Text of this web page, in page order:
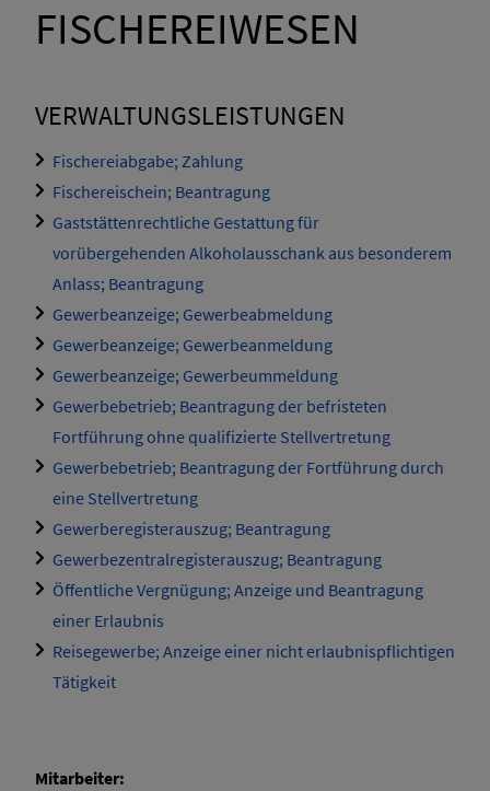
FISCHEREIWESEN
VERWALTUNGSLEISTUNGEN
Fischereiabgabe; Zahlung
Fischereischein; Beantragung
Gaststättenrechtliche Gestattung für
vorübergehenden Alkoholausschank aus besonderem
Anlass; Beantragung
Gewerbeanzeige; Gewerbeabmeldung
Gewerbeanzeige; Gewerbeanmeldung
Gewerbeanzeige; Gewerbeummeldung
Gewerbebetrieb; Beantragung der befristeten
Fortführung ohne qualifizierte Stellvertretung
Gewerbebetrieb; Beantragung der Fortführung durch
eine Stellvertretung
Gewerberegisterauszug; Beantragung
Gewerbezentralregisterauszug; Beantragung
Öffentliche Vergnügung; Anzeige und Beantragung
einer Erlaubnis
Reisegewerbe; Anzeige einer nicht erlaubnispflichtigen
Tätigkeit
Mitarbeiter: